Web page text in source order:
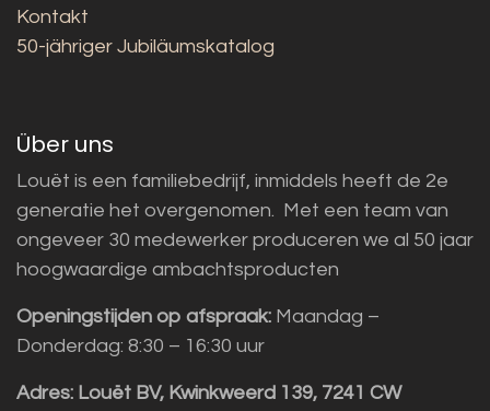
Kontakt
50-jähriger Jubiläumskatalog
Über uns
Louët is een familiebedrijf, inmiddels heeft de 2e
generatie het overgenomen. Met een team van
ongeveer 30 medewerker produceren we al 50 jaar
hoogwaardige ambachtsproducten
Openingstijden op afspraak: Maandag –
Donderdag: 8:30 – 16:30 uur
Adres: Louët BV, Kwinkweerd 139, 7241 CW